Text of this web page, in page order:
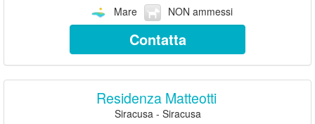
Mare
NON ammessi
Contatta
Residenza Matteotti
Siracusa - Siracusa